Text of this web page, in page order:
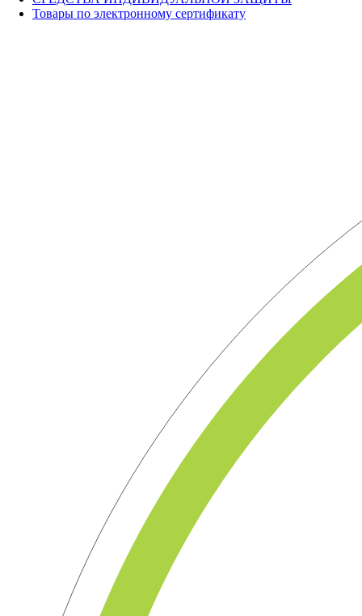
Товары по электронному сертификату